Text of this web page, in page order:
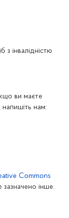
з інвалідністю
ви маєте
нам:
Commons
зазначено інше.